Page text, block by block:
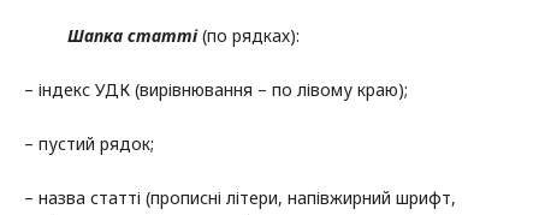
Шапка статті(по рядках):
– індекс УДК (вирівнювання – по лівому краю);
– пустий рядок;
– назва статті (прописні літери, напівжирний шрифт,